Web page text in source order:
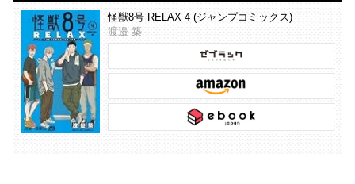
怪獣8号 RELAX 4 (ジャンプコミックス)
渡邉 築